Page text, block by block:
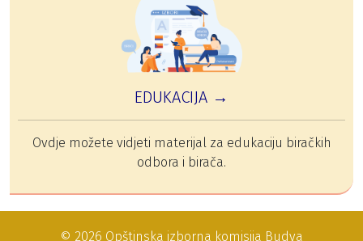
EDUKACIJA →
Ovdje možete vidjeti materijal za edukaciju biračkih
odbora i birača.
© 2026 Opštinska izborna komisija Budva